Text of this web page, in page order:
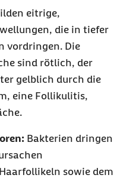
eitrige,
die in tiefer
vordringen. Die
sind rötlich, der
gelblich durch die
eine Follikulitis,
Bakterien dringen
sowie dem